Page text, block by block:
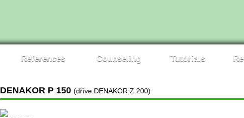
References Counseling Tutorials
DENAKOR P 150 (dříve DENAKOR Z 200)